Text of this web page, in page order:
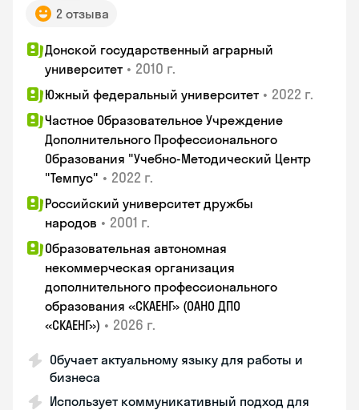
2 отзыва
Донской государственный аграрный
университет • 2010 г.
Южный федеральный университет • 2022 г.
Частное Образовательное Учреждение
Дополнительного Профессионального
Образования "Учебно-Методический Центр
"Темпус" • 2022 г.
Российский университет дружбы
народов • 2001 г.
Образовательная автономная
некоммерческая организация
дополнительного профессионального
образования «СКАЕНГ» (ОАНО ДПО
«СКАЕНГ») • 2026 г.
Обучает актуальному языку для работы и
бизнеса
Использует коммуникативный подход для